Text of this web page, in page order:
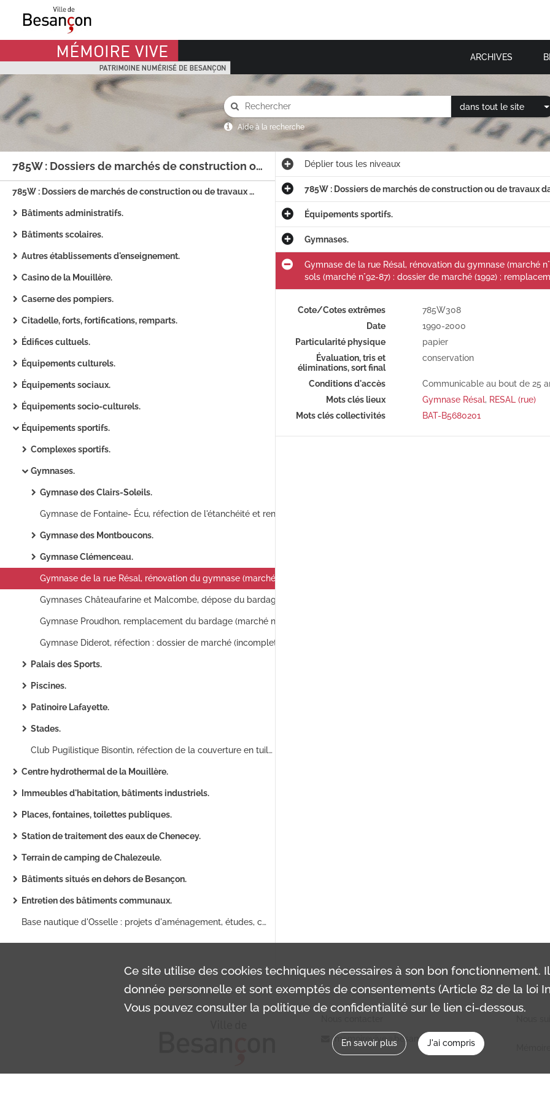
Mémoire Vive patrimoine numérisé de Besançon ARCHIVES
dans tout le site
Aide à la recherche
785W : Dossiers de marchés de construction ou de travaux dans les bâtiments communaux.
785W : Dossiers de marchés de construction ou de travaux dans les bâtiments communaux.
Bâtiments administratifs.
Bâtiments scolaires.
Autres établissements d'enseignement.
Casino de la Mouillère.
Caserne des pompiers.
Citadelle, forts, fortifications, remparts.
Édifices cultuels.
Équipements culturels.
Équipements sociaux.
Équipements socio-culturels.
Équipements sportifs.
Complexes sportifs.
Gymnases.
Gymnase des Clairs-Soleils.
Gymnase des Montboucons.
Gymnase Clémenceau.
Palais des Sports.
Piscines.
Patinoire Lafayette.
Stades.
Club Pugilistique Bisontin, réfection de la couverture en tuiles mécaniques (marché n°96-242) : dossier de marché, procès-verbal de réception des travaux, décompte général et définitif.
Centre hydrothermal de la Mouillère.
Immeubles d'habitation, bâtiments industriels.
Places, fontaines, toilettes publiques.
Station de traitement des eaux de Chenecey.
Terrain de camping de Chalezeule.
Bâtiments situés en dehors de Besançon.
Entretien des bâtiments communaux.
Base nautique d'Osselle : projets d'aménagement, études, correspondance.
Dépliertous les niveaux
785W : Dossiers de marchés de construction ou de travaux
Équipements sportifs.
Gymnases.
Gymnase de la rue Résal, rénovation du gymnase (marché
sols (marché n°92-87) : dossier de marché (1992) ;
Cote/Cotes extrêmes
785W308
Date
1990-2000
Particularité physique
papier
Évaluation, tris et
éliminations, sort final
conservation
Conditions d'accès
Communicable au bout de 25
Mots clés lieux
Gymnase Résal, RESAL (rue)
Mots clés collectivités
BAT-B5680201
memoirevive@besancon.fr
Ce site utilise des cookiestechniques nécessaires à son bon fonctionnement.
donnée personnelle et sont exemptés de consentements (Article 82 de la loi
Vous pouvez consulter la politique de confidentialité sur le lien ci-dessous.
En savoir plus J'ai compris